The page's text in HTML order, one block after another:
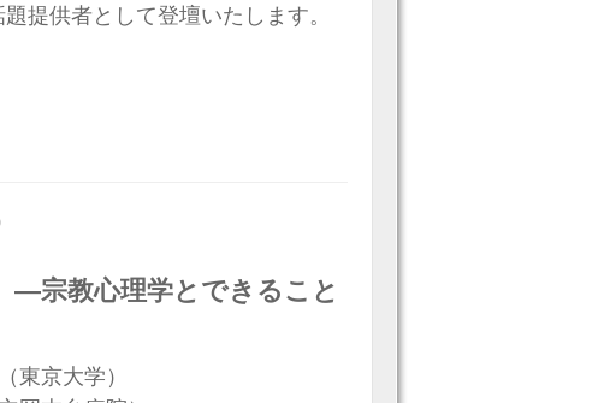
提供者として登壇いたします。
—宗教心理学とできること
東京大学）